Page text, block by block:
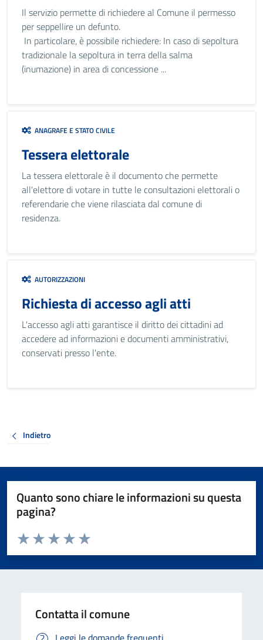
Il servizio permette di richiedere al Comune il permesso
per seppellire un defunto.
In particolare, è possibile richiedere: In caso di sepoltura
tradizionale la sepoltura in terra della salma
(inumazione) in area di concessione ...
ANAGRAFE E STATO CIVILE
Tessera elettorale
La tessera elettorale è il documento che permette
all'elettore di votare in tutte le consultazioni elettorali o
referendarie che viene rilasciata dal comune di
residenza.
AUTORIZZAZIONI
Richiesta di accesso agli atti
L'accesso agli atti garantisce il diritto dei cittadini ad
accedere ad informazioni e documenti amministrativi,
conservati presso l'ente.
Indietro
Quanto sono chiare le informazioni su questa
pagina?
Valuta da 1 a 5 stelle la pagina
Valuta 5 stelle su 5
Valuta 4 stelle su 5
Valuta 3 stelle su 5
Valuta 2 stelle su 5
Valuta 1 stelle su 5
Contatta il comune